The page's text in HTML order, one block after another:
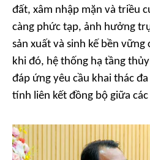
đất, xâm nhập mặn và triều
càng phức tạp, ảnh hưởng
sản xuất và sinh kế bền
khi đó, hệ thống hạ tầng
đáp ứng yêu cầu khai thác
tính liên kết đồng bộ giữa